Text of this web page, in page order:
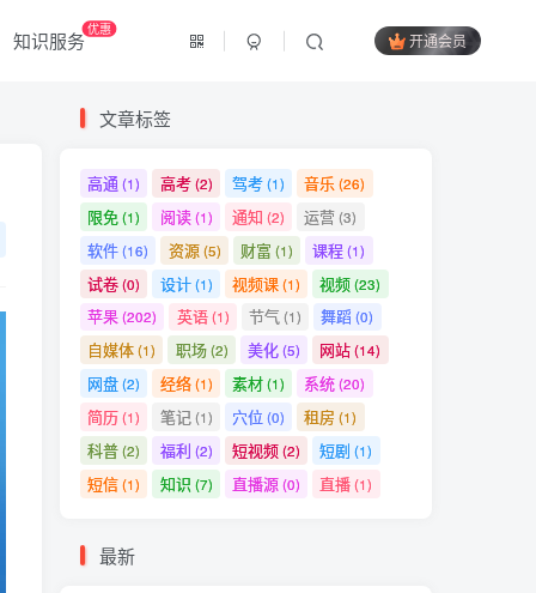
知识服务优惠
开通会员
文章标签
高通 (1) 高考(2) 驾考(1) 音乐 (26)
限免(1) 阅读(1) 通知 (2) 运营(3)
软件(16) 资源(5) 财富 (1) 课程(1)
试卷(0) 设计(1) 视频课(1) 视频(23)
苹果(202) 英语(1) 节气(1) 舞蹈 (0)
自媒体(1) 职场(2) 美化(5) 网站(14)
网盘(2) 经络(1) 素材(1) 系统(20)
简历(1) 笔记 (1) 穴位 (0) 租房 (1)
科普(2) 福利 (2) 短视频(2) 短剧 (1)
短信(1) 知识 (7) 直播源(0) 直播(1)
最新